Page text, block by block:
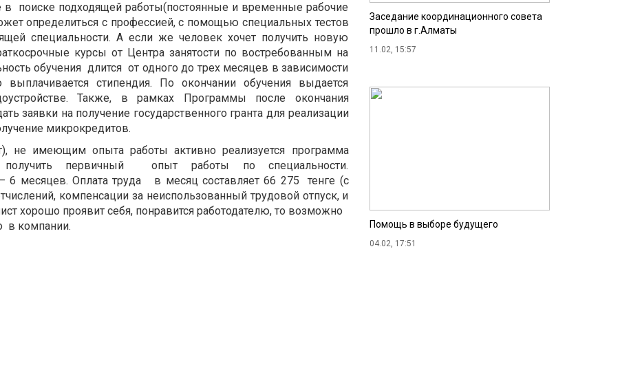
подходящей работы(постоянные и временные рабочие
определиться с профессией, с помощью специальных тестов
специальности. А если же человек хочет получить новую
курсы от Центра занятости по востребованным на
обучения длится от одного до трех месяцев в зависимости
стипендия. По окончании обучения выдается
Также, в рамках Программы после окончания
заявки на получение государственного гранта для реализации
микрокредитов.
не имеющим опыта работы активно реализуется программа
получить первичный опыт работы по специальности.
6 месяцев. Оплата труда в месяц составляет 66 275 тенге (с
компенсации за неиспользованный трудовой отпуск, и
хорошо проявит себя, понравится работодателю, то возможно
в компании.
Заседание координационного совета
прошло в г.Алматы
11.02, 15:57
Помощь в выборе будущего
04.02, 17:51